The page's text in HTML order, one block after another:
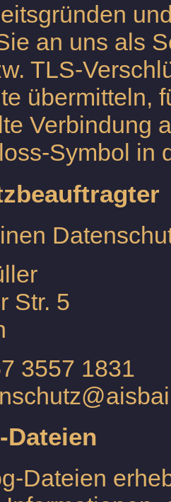
an uns als
TLS-
übermitteln,
Verbindung
Symbol in
Str. 5
3557 1831
Dateien
Dateien